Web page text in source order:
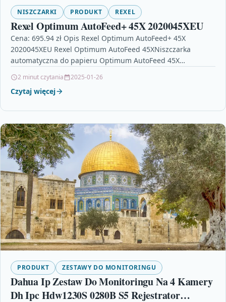
NISZCZARKI PRODUKT REXEL
Rexel Optimum AutoFeed+ 45X 2020045XEU
Cena: 695.94 zł Opis Rexel Optimum AutoFeed+ 45X
2020045XEU Rexel Optimum AutoFeed 45XNiszczarka
automatyczna do papieru Optimum AutoFeed 45X
2 minut czytania 2025-01-26
Czytaj więcej
PRODUKT ZESTAWY DO MONITORINGU
Dahua Ip Zestaw Do Monitoringu Na 4 Kamery
Dh Ipc Hdw1230S 0280B S5 Rejestrator